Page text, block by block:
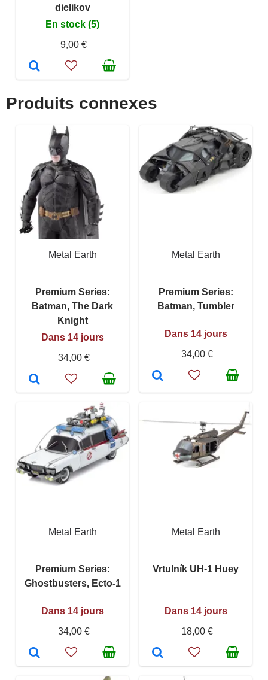
dielikov
En stock (5)
9,00 €
Produits connexes
Metal Earth
Premium Series:
Batman, The Dark
Knight
Dans 14 jours
34,00 €
Metal Earth
Premium Series:
Batman, Tumbler
Dans 14 jours
34,00 €
Metal Earth
Premium Series:
Ghostbusters, Ecto-1
Dans 14 jours
34,00 €
Metal Earth
Vrtulník UH-1 Huey
Dans 14 jours
18,00 €